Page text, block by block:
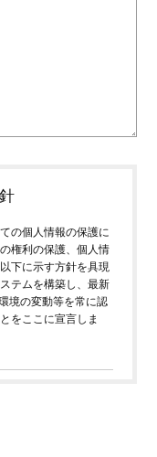
の個人情報の保護に
権利の保護、個人情
下に示す方針を具現
テムを構築し、最新
境の変動等を常に認
をここに宣言しま
遂行上必要な範
報の取扱いは致